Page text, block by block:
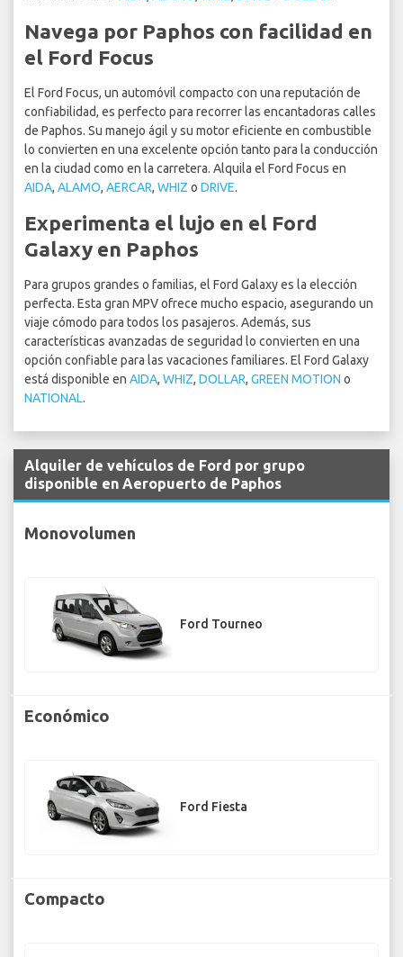
Navega por Paphos con facilidad en
el Ford Focus
El Ford Focus, un automóvil compacto con una reputación de
confiabilidad, es perfecto para recorrer las encantadoras calles
de Paphos. Su manejo ágil y su motor eficiente en combustible
lo convierten en una excelente opción tanto para la conducción
en la ciudad como en la carretera. Alquila el Ford Focus en
AIDA, ALAMO, AERCAR, WHIZ o DRIVE.
Experimenta el lujo en el Ford
Galaxy en Paphos
Para grupos grandes o familias, el Ford Galaxy es la elección
perfecta. Esta gran MPV ofrece mucho espacio, asegurando un
viaje cómodo para todos los pasajeros. Además, sus
características avanzadas de seguridad lo convierten en una
opción confiable para las vacaciones familiares. El Ford Galaxy
está disponible en AIDA, WHIZ, DOLLAR, GREEN MOTION o
NATIONAL.
Alquiler de vehículos de Ford por grupo
disponible en Aeropuerto de Paphos
Monovolumen
Ford Tourneo
Económico
Ford Fiesta
Compacto